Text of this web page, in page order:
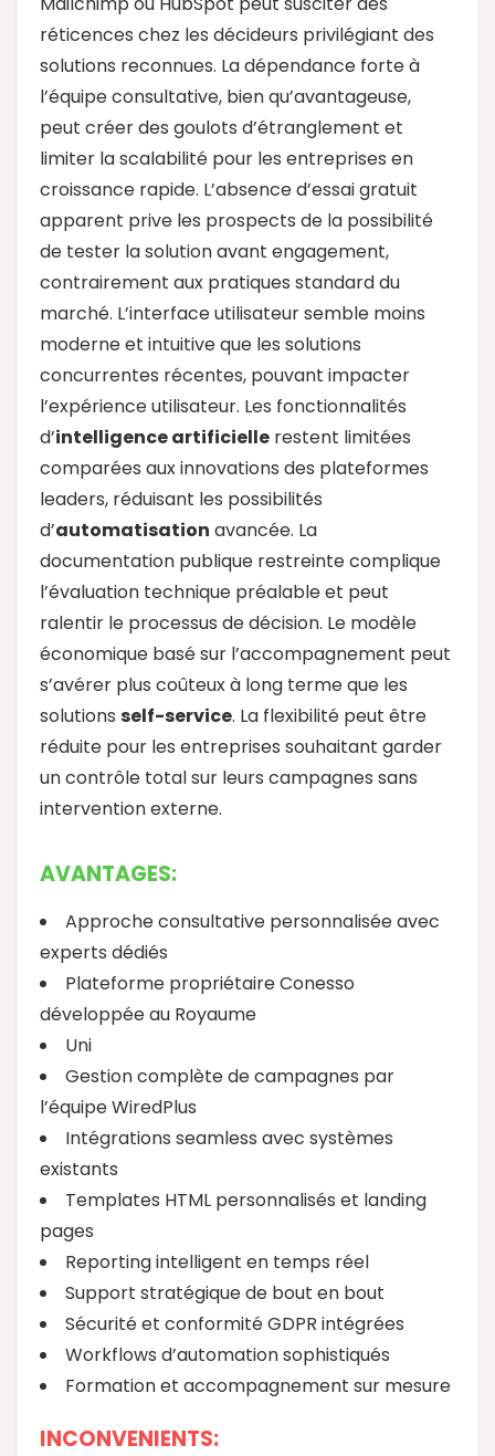
réticences chez les décideurs privilégiant des
solutions reconnues. La dépendance forte à
l’équipe consultative, bien qu’avantageuse,
peut créer des goulots d’étranglement et
limiter la scalabilité pour les entreprises en
croissance rapide. L’absence d’essai gratuit
apparent prive les prospects de la possibilité
de tester la solution avant engagement,
contrairement aux pratiques standard du
marché. L’interface utilisateur semble moins
moderne et intuitive que les solutions
concurrentes récentes, pouvant impacter
l’expérience utilisateur. Les fonctionnalités
d’intelligence artificielle restent limitées
comparées aux innovations des plateformes
leaders, réduisant les possibilités
d’automatisation avancée. La
documentation publique restreinte complique
l’évaluation technique préalable et peut
ralentir le processus de décision. Le modèle
économique basé sur l’accompagnement peut
s’avérer plus coûteux à long terme que les
solutions self-service. La flexibilité peut être
réduite pour les entreprises souhaitant garder
un contrôle total sur leurs campagnes sans
intervention externe.
AVANTAGES:
Approche consultative personnalisée avec
experts dédiés
Plateforme propriétaire Conesso
développée au Royaume
Uni
Gestion complète de campagnes par
l’équipe WiredPlus
Intégrations seamless avec systèmes
existants
Templates HTML personnalisés et landing
pages
Reporting intelligent en temps réel
Support stratégique de bout en bout
Sécurité et conformité GDPR intégrées
Workflows d’automation sophistiqués
Formation et accompagnement sur mesure
INCONVENIENTS: